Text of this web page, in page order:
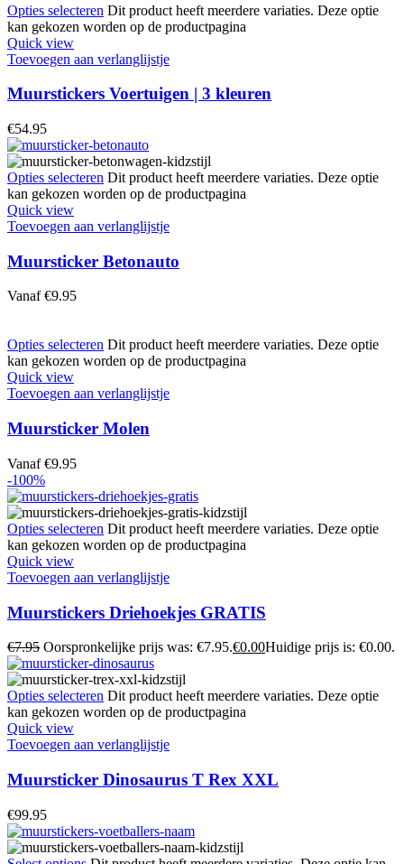
Opties selecteren Dit product heeft meerdere variaties. Deze optie
kan gekozen worden op de productpagina
Quick view
Toevoegen aan verlanglijstje
Muurstickers Voertuigen | 3 kleuren
€54.95
Opties selecteren Dit product heeft meerdere variaties. Deze optie
kan gekozen worden op de productpagina
Quick view
Toevoegen aan verlanglijstje
Muursticker Betonauto
Vanaf €9.95
Opties selecteren Dit product heeft meerdere variaties. Deze optie
kan gekozen worden op de productpagina
Quick view
Toevoegen aan verlanglijstje
Muursticker Molen
Vanaf €9.95
-100%
Opties selecteren Dit product heeft meerdere variaties. Deze optie
kan gekozen worden op de productpagina
Quick view
Toevoegen aan verlanglijstje
Muurstickers Driehoekjes GRATIS
€7.95 Oorspronkelijke prijs was: €7.95.€0.00Huidige prijs is: €0.00.
Opties selecteren Dit product heeft meerdere variaties. Deze optie
kan gekozen worden op de productpagina
Quick view
Toevoegen aan verlanglijstje
Muursticker Dinosaurus T Rex XXL
€99.95